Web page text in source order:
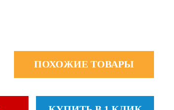
ПОХОЖИЕ ТОВАРЫ